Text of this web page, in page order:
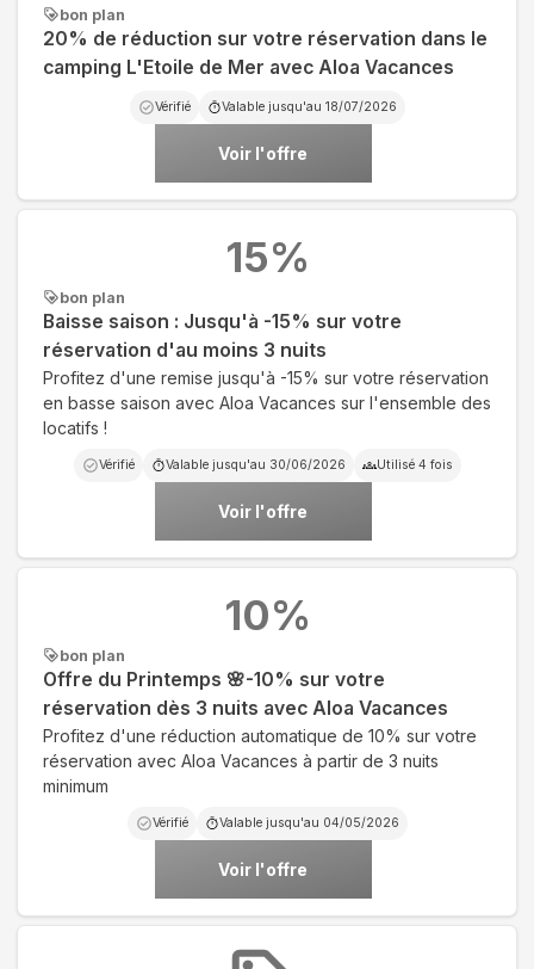
bon plan
20% de réduction sur votre réservation dans le
camping L'Etoile de Mer avec Aloa Vacances
Vérifié Valable jusqu'au 18/07/2026
Voir l'offre
bon plan
Baisse saison : Jusqu'à -15% sur votre
réservation d'au moins 3 nuits
Profitez d'une remise jusqu'à -15% sur votre réservation
en basse saison avec Aloa Vacances sur l'ensemble des
locatifs !
Vérifié Valable jusqu'au 30/06/2026 Utilisé 4 fois
Voir l'offre
15%
bon plan
Offre du Printemps 🌸-10% sur votre
réservation dès 3 nuits avec Aloa Vacances
Profitez d'une réduction automatique de 10% sur votre
réservation avec Aloa Vacances à partir de 3 nuits
minimum
Vérifié Valable jusqu'au 04/05/2026
Voir l'offre
10%